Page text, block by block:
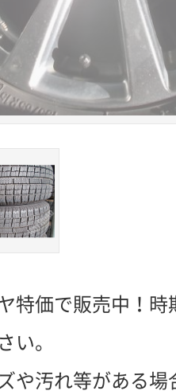
特価で販売中！
い。
や汚れ等がある場